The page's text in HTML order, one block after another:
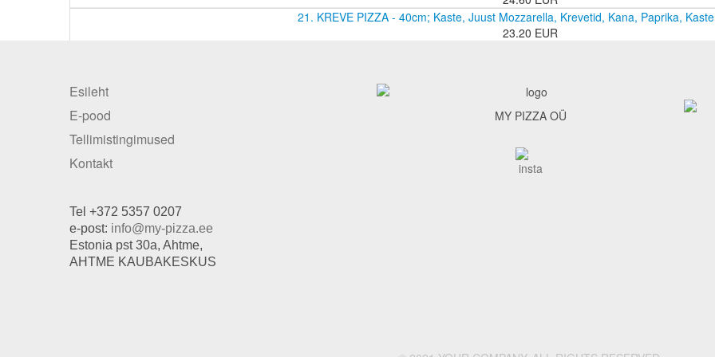
21. KREVE PIZZA - 40cm; Kaste, Juust Mozzarella, Krevetid, Kana, Paprika,
23.20 EUR
Esileht
E-pood
Tellimistingimused
Kontakt
Tel +372 5357 0207
e-post: info@my-pizza.ee
Estonia pst 30a, Ahtme,
AHTME KAUBAKESKUS
MY PIZZA OÜ